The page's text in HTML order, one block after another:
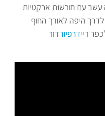
עם חורשות ארקטיות
היפה לאורך החוף
ריידרפיורדור